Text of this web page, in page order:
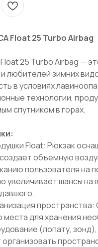
Float 25 Turbo Airbag
25 Turbo Airbag —
любителей зимних
в условиях
технологии,
спутником в горах.
Float: Рюкзак
объемную
пользователя на
увеличивает шансы на
места для хранения
(лопату,